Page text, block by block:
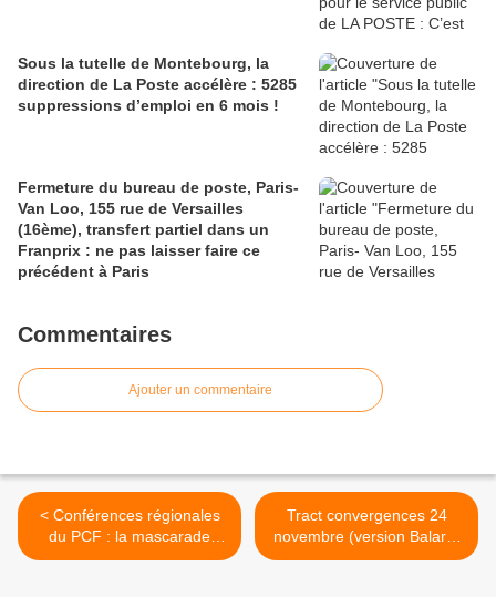
Sous la tutelle de Montebourg, la
direction de La Poste accélère : 5285
suppressions d’emploi en 6 mois !
Fermeture du bureau de poste, Paris-
Van Loo, 155 rue de Versailles
(16ème), transfert partiel dans un
Franprix : ne pas laisser faire ce
précédent à Paris
Commentaires
Ajouter un commentaire
< Conférences régionales
du PCF : la mascarade
continue. Exemple en Ile-
Tract convergences 24
novembre (version Balard)
>